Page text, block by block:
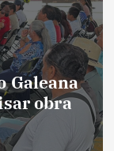
Galeana
obra